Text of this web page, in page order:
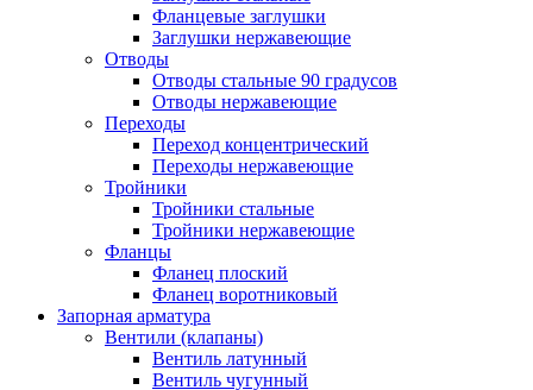
Фланцевые заглушки
Заглушки нержавеющие
Отводы
Отводы стальные 90 градусов
Отводы нержавеющие
Переходы
Переход концентрический
Переходы нержавеющие
Тройники
Тройники стальные
Тройники нержавеющие
Фланцы
Фланец плоский
Фланец воротниковый
Запорная арматура
Вентили (клапаны)
Вентиль латунный
Вентиль чугунный